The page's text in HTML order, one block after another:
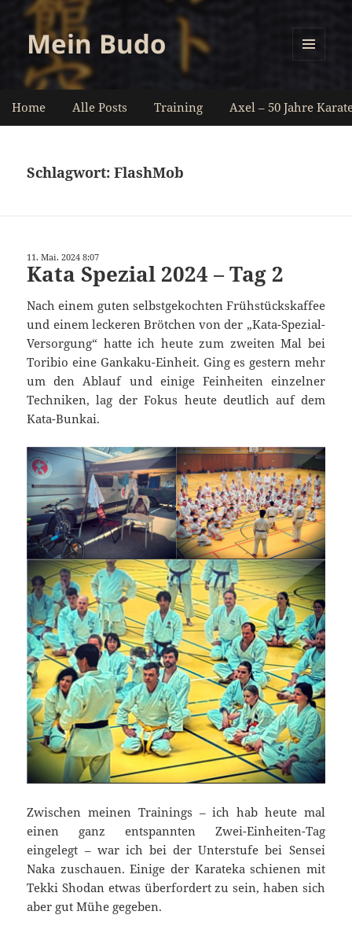
Mein Budo
Home Alle Posts Training Axel – 50 Jahre
Schlagwort:FlashMob
11. Mai. 2024 8:07
Kata Spezial 2024 – Tag 2
Nach einem guten selbstgekochten Frühstückskaffee
und einem leckeren Brötchen von der „Kata-Spezial-
Versorgung“ hatte ich heute zum zweiten Mal bei
Toribio eine Gankaku-Einheit. Ging es gestern mehr
um den Ablauf und einige Feinheiten einzelner
Techniken, lag der Fokus heute deutlich auf dem
Kata-Bunkai.
Zwischen meinen Trainings – ich hab heute mal
einen ganz entspannten Zwei-Einheiten-Tag
eingelegt – war ich bei der Unterstufe bei Sensei
Naka zuschauen. Einige der Karateka schienen mit
Tekki Shodan etwas überfordert zu sein, haben sich
aber gut Mühe gegeben.